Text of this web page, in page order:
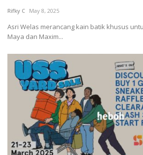
Rifky C May 8, 2025
Asri Welas merancang kain batik khusus
Maya dan Maxim...